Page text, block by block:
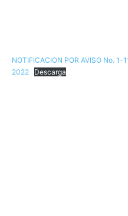
NOTIFICACION POR AVISO No. 1-
2022
Descarga